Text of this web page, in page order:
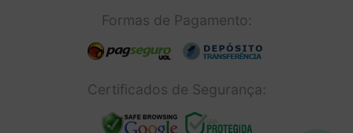
Formas de Pagamento:
Certificados de Segurança: